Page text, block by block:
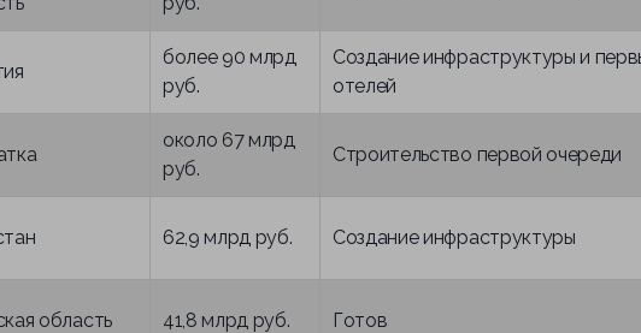
более 90 млрд
руб.
Создание инфраструктуры и
отелей
около 67 млрд
руб.
Строительство первой очереди
62,9 млрд руб. Создание инфраструктуры
область 41,8 млрд руб. Готов